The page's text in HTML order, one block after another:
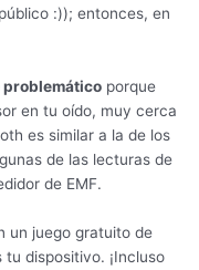
:)); entonces, en
porque
en tu oído, muy cerca
es similar a la de los
de las lecturas de
de EMF.
un juego gratuito de
dispositivo. ¡Incluso